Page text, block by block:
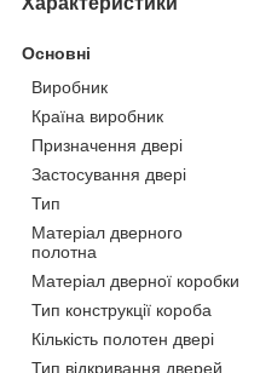
Основні
Виробник
Країна виробник
Призначення двері
Застосування двері
Тип
Матеріал дверного
полотна
Матеріал дверної коробки
Тип конструкції короба
Кількість полотен двері
Тип відкривання дверей